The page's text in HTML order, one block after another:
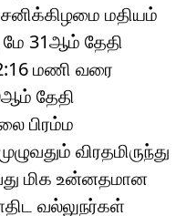
மதியம்
31ஆம் தேதி
மணி வரை
தேதி
பிரம்ம
விரதமிருந்து
மிக உன்னதமான
வல்லுநர்கள்